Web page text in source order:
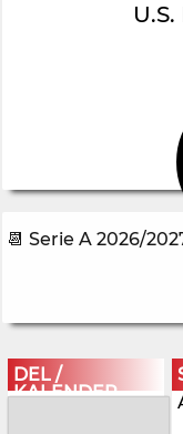
📆 Serie A 2026/
DEL /
KALENDER